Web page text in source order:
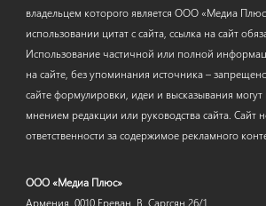
владельцем которого является ООО «Медиа
использовании цитат с сайта, ссылка на сайт
Использование частичной или полной
на сайте, без упоминания источника –
сайте формулировки, идеи и высказывания могут
мнением редакции или руководства сайта. Сайт
ответственности за содержимое рекламного
ООО «Медиа Плюс»
Армения, 0010 Ереван, В. Саргсян 26/1